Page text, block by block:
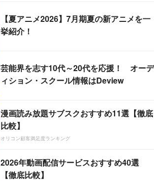
【夏アニメ2026】7月期夏の新アニメを一
挙紹介！
芸能界を志す10代～20代を応援！ オーデ
ィション・スクール情報はDeview
漫画読み放題サブスクおすすめ11選【徹底
比較】
オリコン顧客満足度ランキング
2026年動画配信サービスおすすめ40選
【徹底比較】